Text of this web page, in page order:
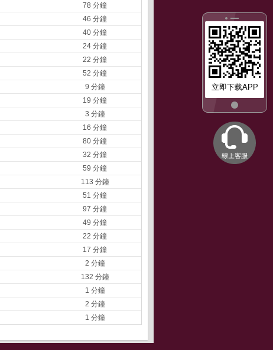
立即下载APP
78 分鐘
46 分鐘
40 分鐘
24 分鐘
22 分鐘
52 分鐘
9 分鐘
19 分鐘
3 分鐘
16 分鐘
80 分鐘
32 分鐘
59 分鐘
113 分鐘
51 分鐘
97 分鐘
49 分鐘
22 分鐘
17 分鐘
2 分鐘
132 分鐘
1 分鐘
2 分鐘
1 分鐘